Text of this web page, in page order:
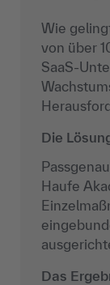
Wie
von über
SaaS-
Die
Haufe
Das